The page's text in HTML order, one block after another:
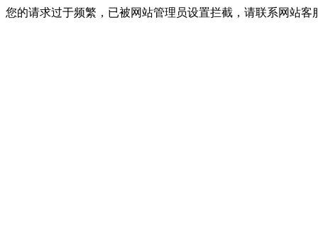
您的请求过于频繁，已被网站管理员设置拦截，请联系网站客